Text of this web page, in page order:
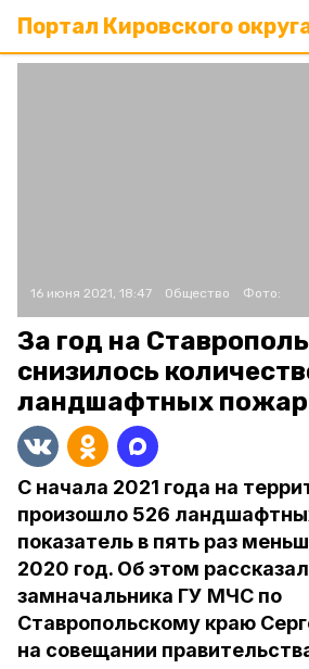
Портал Кировского
16 июня 2021, 18:47 Общество Фото:
За год на
снизилось
ландшафтных
С начала 2021 года на
произошло 526
показатель в пять раз
2020 год. Об этом рассказал
замначальника ГУ МЧС по
Ставропольскому краю
на совещании